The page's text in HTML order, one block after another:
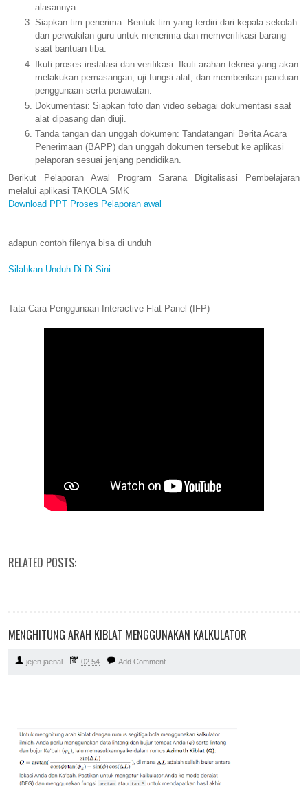
alasannya.
Siapkan tim penerima: Bentuk tim yang terdiri dari kepala sekolah
dan perwakilan guru untuk menerima dan memverifikasi barang
saat bantuan tiba.
Ikuti proses instalasi dan verifikasi: Ikuti arahan teknisi yang akan
melakukan pemasangan, uji fungsi alat, dan memberikan panduan
penggunaan serta perawatan.
Dokumentasi: Siapkan foto dan video sebagai dokumentasi saat
alat dipasang dan diuji.
Tanda tangan dan unggah dokumen: Tandatangani Berita Acara
Penerimaan (BAPP) dan unggah dokumen tersebut ke aplikasi
pelaporan sesuai jenjang pendidikan.
Berikut Pelaporan Awal Program Sarana Digitalisasi Pembelajaran
melalui aplikasi TAKOLA SMK
Download PPT Proses Pelaporan awal
adapun contoh filenya bisa di unduh
Silahkan Unduh Di Di Sini
Tata Cara Penggunaan Interactive Flat Panel (IFP)
RELATED POSTS:
MENGHITUNG ARAH KIBLAT MENGGUNAKAN KALKULATOR
jejen jaenal 02.54 Add Comment